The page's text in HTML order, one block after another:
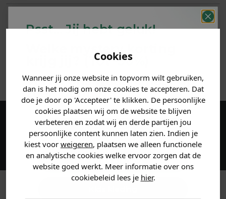
Cookies
Wanneer jij onze website in topvorm wilt gebruiken,
dan is het nodig om onze cookies te accepteren. Dat
doe je door op 'Accepteer' te klikken. De persoonlijke
cookies plaatsen wij om de website te blijven
verbeteren en zodat wij en derde partijen jou
persoonlijke content kunnen laten zien. Indien je
kiest voor weigeren, plaatsen we alleen functionele
en analytische cookies welke ervoor zorgen dat de
website goed werkt. Meer informatie over ons
cookiebeleid lees je hier.
Maak een account aan en ontvang 5%
korting op je eerste bestelling!
Psst... Jij hebt geluk!
Welke mystery
krijg jij? (Tot-30%
Vertel ons waar je naar op
zoek bent. 👇
Heren kleding
Dames kleding